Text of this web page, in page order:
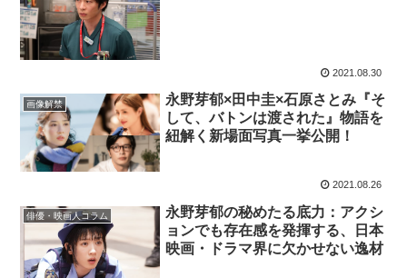
2021.08.30
画像解禁
永野芽郁×田中圭×石原さとみ『そ
して、バトンは渡された』物語を
紐解く新場面写真一挙公開！
2021.08.26
俳優・映画人コラム
永野芽郁の秘めたる底力：アクシ
ョンでも存在感を発揮する、日本
映画・ドラマ界に欠かせない逸材